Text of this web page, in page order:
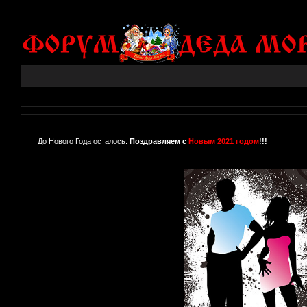
До Нового Года осталось: Поздравляем с Новым 2021 годом!!!